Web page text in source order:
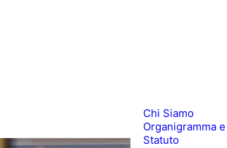
Chi Siamo
Organigramma e
Statuto